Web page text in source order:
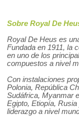
Sobre Royal De
Royal De Heus es
Fundada en 1911, la
en uno de los
compuestos a nivel
Con instalaciones
Polonia, República
Sudáfrica, Myanmar
Egipto, Etiopía,
liderazgo a nivel